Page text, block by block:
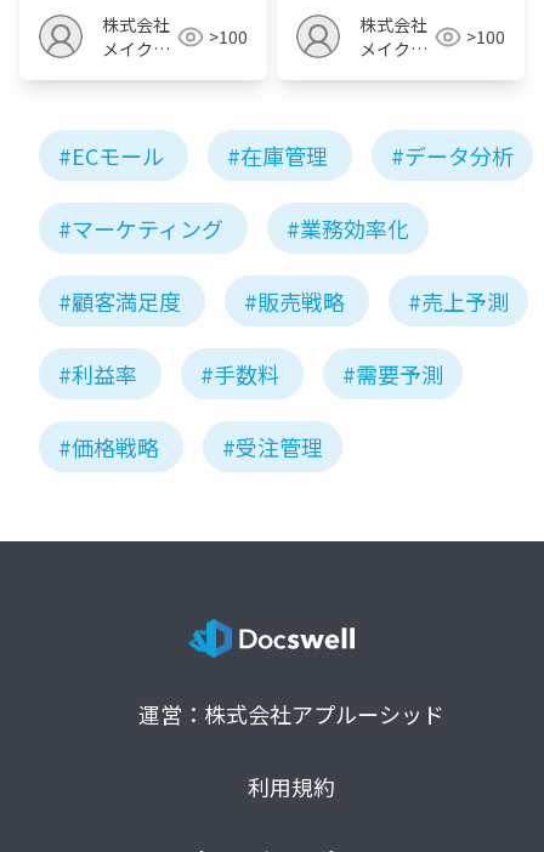
株式会社
メイクア
>100
株式会社
メイクア
>100
#ECモール #在庫管理 #データ分析
#マーケティング #業務効率化
#顧客満足度 #販売戦略 #売上予測
#利益率 #手数料 #需要予測
#価格戦略 #受注管理
運営：株式会社アプルーシッド
利用規約